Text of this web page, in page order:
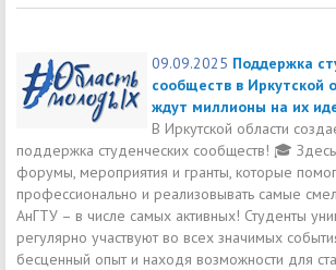
09.09.2025 Поддержка
сообществ в Иркутской
ждут миллионы на их
В Иркутской области
поддержка студенческих сообществ! 🎓 Здесь
форумы, мероприятия и гранты, которые
профессионально и реализовывать самые
АнГТУ – в числе самых активных! Студенты
регулярно участвуют во всех значимых
бесценный опыт и находя возможности для